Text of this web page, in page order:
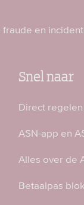
fraude en
Snel naar
Direct regelen
ASN-app en
Alles over de
Betaalpas